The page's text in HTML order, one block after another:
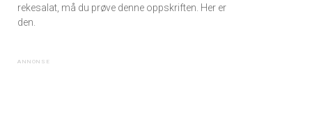
rekesalat, må du prøve denne oppskriften. Her er
den.